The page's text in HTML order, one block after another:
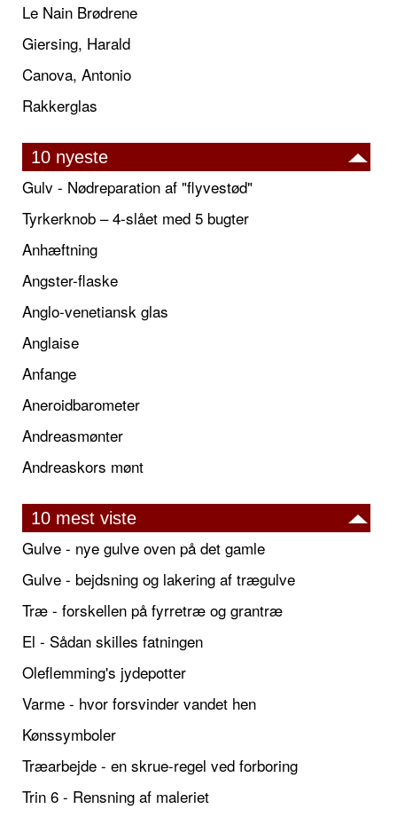
Le Nain Brødrene
Giersing, Harald
Canova, Antonio
Rakkerglas
10 nyeste
Gulv - Nødreparation af "flyvestød"
Tyrkerknob – 4-slået med 5 bugter
Anhæftning
Angster-flaske
Anglo-venetiansk glas
Anglaise
Anfange
Aneroidbarometer
Andreasmønter
Andreaskors mønt
10 mest viste
Gulve - nye gulve oven på det gamle
Gulve - bejdsning og lakering af trægulve
Træ - forskellen på fyrretræ og grantræ
El - Sådan skilles fatningen
Oleflemming's jydepotter
Varme - hvor forsvinder vandet hen
Kønssymboler
Træarbejde - en skrue-regel ved forboring
Trin 6 - Rensning af maleriet